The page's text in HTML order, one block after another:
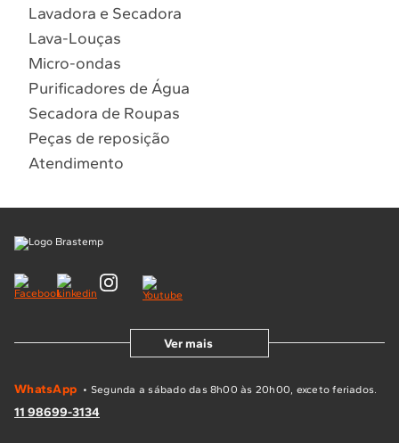
Lavadora e Secadora
Lava-Louças
Micro-ondas
Purificadores de Água
Secadora de Roupas
Peças de reposição
Atendimento
Ver mais
WhatsApp • Segunda a sábado das 8h00 às 20h00, exceto feriados.
11 98699-3134